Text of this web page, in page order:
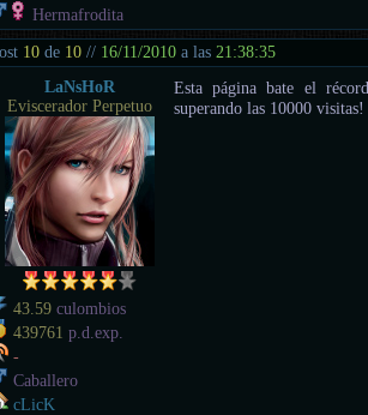
Hermafrodita
10 de 10 // 16/11/2010 a las 21:38:35
LaNsHoR
Eviscerador Perpetuo
43.59 culombios
439761 p.d.exp.
-
Caballero
cLicK
Esta página bate el
superando las 10000 visitas!